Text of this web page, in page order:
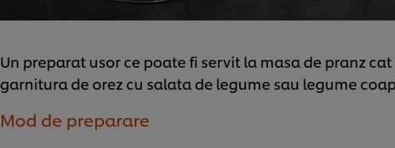
Un preparat usor ce poate fi servit la masa de pranz
garnitura de orez cu salata de legume sau legume
Mod de preparare